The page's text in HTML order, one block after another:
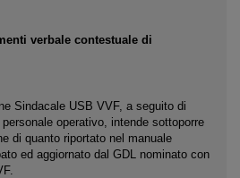
verbale contestuale di
Sindacale USB VVF, a seguito di
operativo, intende sottoporre
di quanto riportato nel manuale
ed aggiornato dal GDL nominato con